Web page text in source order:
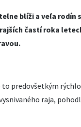
blíži a veľa rodín
častí roka
to predovšetkým
raja,